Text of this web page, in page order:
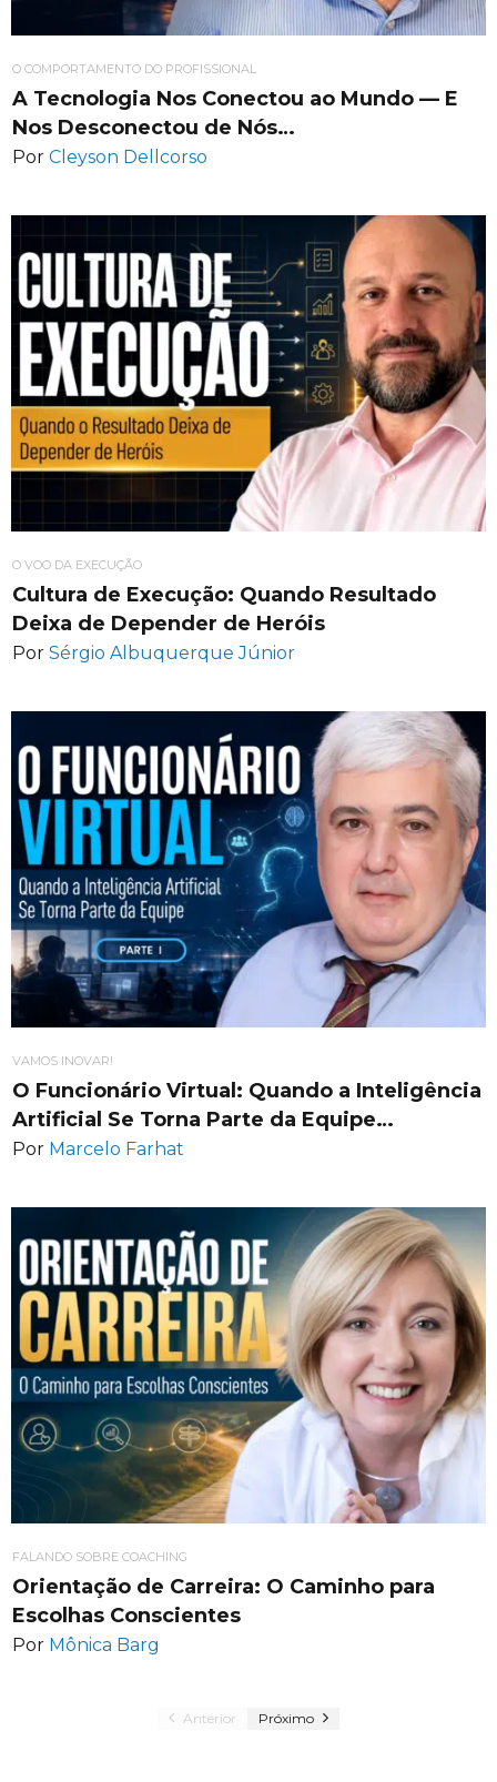
O COMPORTAMENTO DO PROFISSIONAL
A Tecnologia Nos Conectou ao Mundo — E
Nos Desconectou de Nós…
Por Cleyson Dellcorso
O VOO DA EXECUÇÃO
Cultura de Execução: Quando Resultado
Deixa de Depender de Heróis
Por Sérgio Albuquerque Júnior
VAMOS INOVAR!
O Funcionário Virtual: Quando a Inteligência
Artificial Se Torna Parte da Equipe…
Por Marcelo Farhat
FALANDO SOBRE COACHING
Orientação de Carreira: O Caminho para
Escolhas Conscientes
Por Mônica Barg
Anterior Próximo